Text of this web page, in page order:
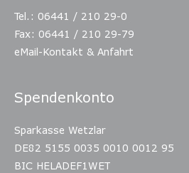
Tel.: 06441 / 210 29-0
Fax: 06441 / 210 29-79
eMail-Kontakt & Anfahrt
Spendenkonto
Sparkasse Wetzlar
DE82 5155 0035 0010 0012 95
BIC HELADEF1WET